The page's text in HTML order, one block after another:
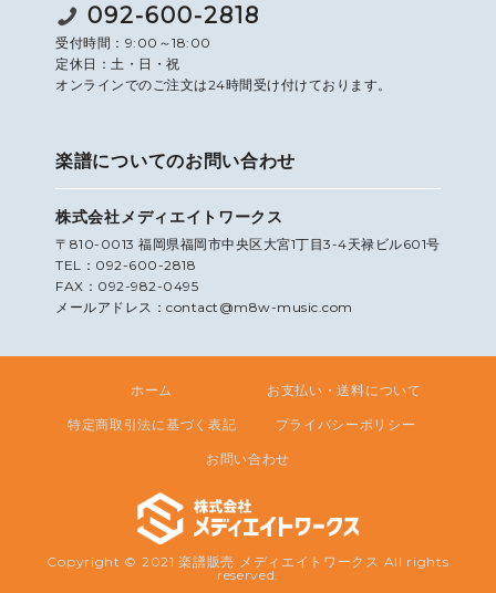
092-600-2818
受付時間：9:00～18:00
定休日：土・日・祝
オンラインでのご注文は24時間受け付けております。
楽譜についてのお問い合わせ
株式会社メディエイトワークス
〒810-0013 福岡県福岡市中央区大宮1丁目3-4天禄ビル601号
TEL：092-600-2818
FAX：092-982-0495
メールアドレス：contact@m8w-music.com
ホーム お支払い・送料について
特定商取引法に基づく表記 プライバシーポリシー
お問い合わせ
Copyright © 2021 楽譜販売 メディエイトワークス All rights
reserved.